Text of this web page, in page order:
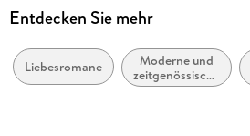
Reihe
Autor/Autorin
Ava Reed
Entdecken Sie mehr
Liebesromane
Moderne und
zeitgenössische
Belletristik: